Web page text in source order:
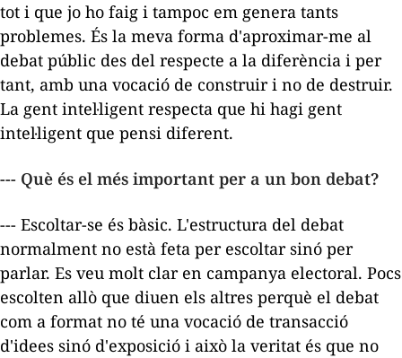
tot i que jo ho faig i tampoc em genera tants
problemes. És la meva forma d'aproximar-me al
debat públic des del respecte a la diferència i per
tant, amb una vocació de construir i no de destruir.
La gent intel·ligent respecta que hi hagi gent
intel·ligent que pensi diferent.
--- Què és el més important per a un bon debat?
--- Escoltar-se és bàsic. L'estructura del debat
normalment no està feta per escoltar sinó per
parlar. Es veu molt clar en campanya electoral. Pocs
escolten allò que diuen els altres perquè el debat
com a format no té una vocació de transacció
d'idees sinó d'exposició i això la veritat és que no